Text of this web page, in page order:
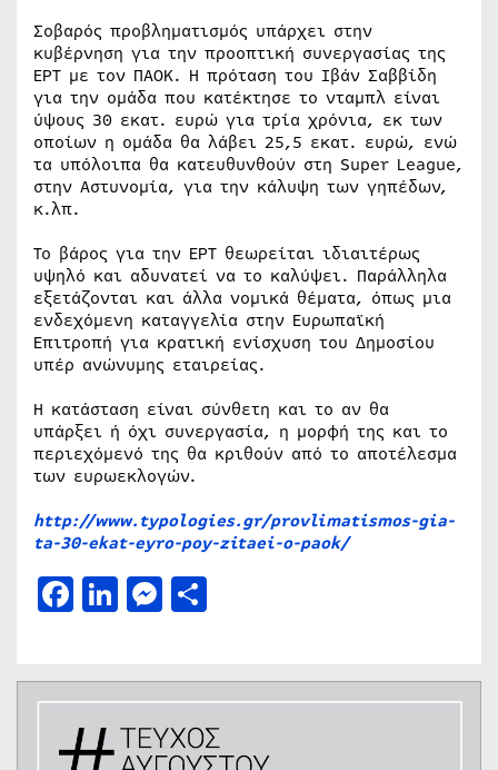
Σοβαρός προβληματισμός υπάρχει στην
κυβέρνηση για την προοπτική συνεργασίας της
ΕΡΤ με τον ΠΑΟΚ. Η πρόταση του Ιβάν Σαββίδη
για την ομάδα που κατέκτησε το νταμπλ είναι
ύψους 30 εκατ. ευρώ για τρία χρόνια, εκ των
οποίων η ομάδα θα λάβει 25,5 εκατ. ευρώ, ενώ
τα υπόλοιπα θα κατευθυνθούν στη Super League,
στην Αστυνομία, για την κάλυψη των γηπέδων,
κ.λπ.
Το βάρος για την ΕΡΤ θεωρείται ιδιαιτέρως
υψηλό και αδυνατεί να το καλύψει. Παράλληλα
εξετάζονται και άλλα νομικά θέματα, όπως μια
ενδεχόμενη καταγγελία στην Ευρωπαϊκή
Επιτροπή για κρατική ενίσχυση του Δημοσίου
υπέρ ανώνυμης εταιρείας.
Η κατάσταση είναι σύνθετη και το αν θα
υπάρξει ή όχι συνεργασία, η μορφή της και το
περιεχόμενό της θα κριθούν από το αποτέλεσμα
των ευρωεκλογών.
http://www.typologies.gr/provlimatismos-gia-
ta-30-ekat-eyro-poy-zitaei-o-paok/
Facebook
LinkedIn
Messenger